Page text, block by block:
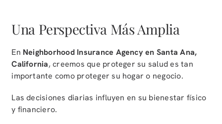
Una Perspectiva Más Amplia
En Neighborhood Insurance Agency en Santa Ana,
California, creemos que proteger su salud es tan
importante como proteger su hogar o negocio.
Las decisiones diarias influyen en su bienestar físico
y financiero.